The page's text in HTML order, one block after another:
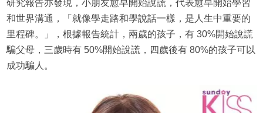
研究報告亦發現，小朋友愈早開始說謊，代表愈早開始學習
和世界溝通，「就像學走路和學說話一樣，是人生中重要的
里程碑。」，根據報告統計，兩歲的孩子，有 30%開始說謊
騙父母，三歲時有 50%開始說謊，四歲後有 80%的孩子可以
成功騙人。